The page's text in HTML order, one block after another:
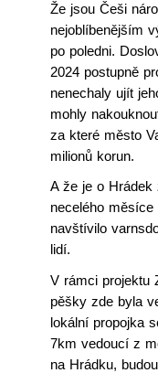
Že jsou Češi
nejoblíbenějším
po poledni.
2024 postupně
nenechaly ujít
mohly
za které město
milionů korun.
A že je o Hrádek
necelého
navštívilo
lidí.
V rámci projektu
pěšky zde byla
lokální propojka
7km vedoucí z
na Hrádku,